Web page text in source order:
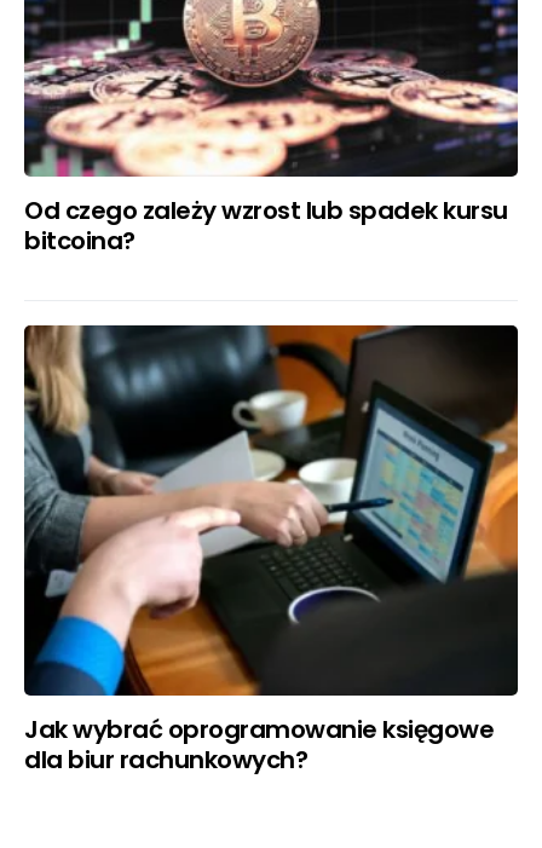
Od czego zależy wzrost lub spadek kursu
bitcoina?
Jak wybrać oprogramowanie księgowe
dla biur rachunkowych?